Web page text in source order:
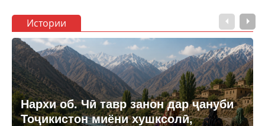
Истории
Нархи об. Чӣ тавр занон дар ҷануби
Тоҷикистон миёни хушксолӣ,